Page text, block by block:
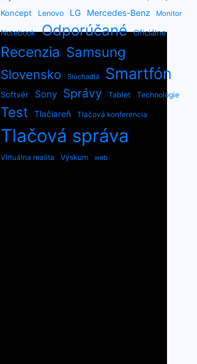
Koncept Lenovo LG Mercedes-Benz Monitor
Notebook Odporúčané Oficiálne
Recenzia Samsung
Slovensko Slúchadlá Smartfón
Softvér Sony Správy Tablet Technológie
Test Tlačiareň Tlačová konferencia
Tlačová správa
Virtuálna realita Výskum web